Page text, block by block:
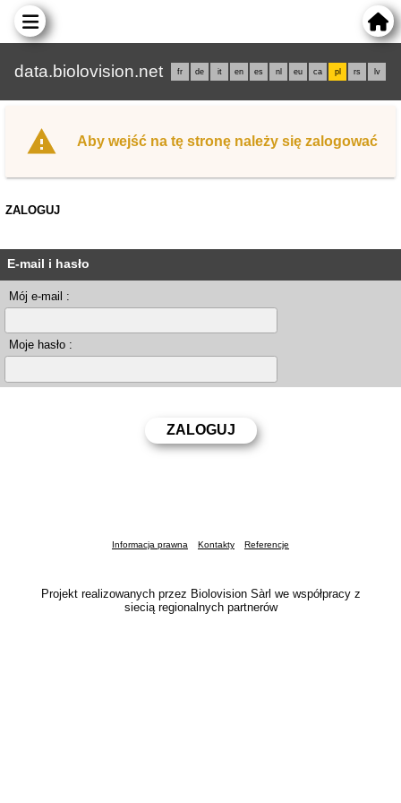
data.biolovision.net fr de it en es nl eu ca pl rs lv
Aby wejść na tę stronę należy się zalogować
ZALOGUJ
E-mail i hasło
Mój e-mail :
Moje hasło :
Informacja prawna Kontakty Referencje
Projekt realizowanych przez Biolovision Sàrl we współpracy z
siecią regionalnych partnerów